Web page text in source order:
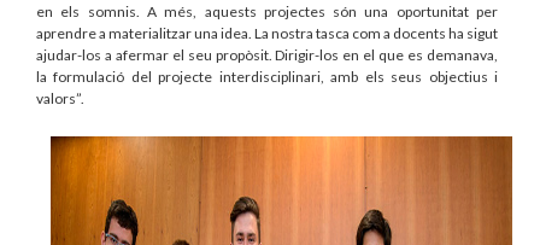
en els somnis. A més, aquests projectes són una oportunitat per
aprendre a materialitzar una idea. La nostra tasca com a docents ha sigut
ajudar-los a afermar el seu propòsit. Dirigir-los en el que es demanava,
la formulació del projecte interdisciplinari, amb els seus objectius i
valors”.